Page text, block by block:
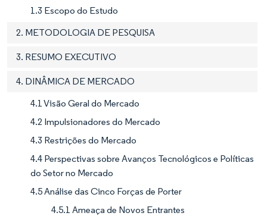
1.3 Escopo do Estudo
2. METODOLOGIA DE PESQUISA
3. RESUMO EXECUTIVO
4. DINÂMICA DE MERCADO
4.1 Visão Geral do Mercado
4.2 Impulsionadores do Mercado
4.3 Restrições do Mercado
4.4 Perspectivas sobre Avanços Tecnológicos e Políticas
do Setor no Mercado
4.5 Análise das Cinco Forças de Porter
4.5.1 Ameaça de Novos Entrantes